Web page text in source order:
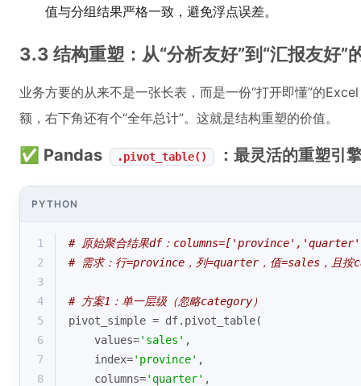
值与分组结果严格一致，避免浮点误差。
3.3 结构重塑：从“分析友好”到“汇报友好”
业务方要的从来不是一张长表，而是一份“打开即懂”的
额，右下角还有个“全年总计”。这就是结构重塑的价值。
✅ Pandas .pivot_table() ：最灵活的重塑引
PYTHON
1
# 原始聚合结果df：
2
# 需求：行=province，列=quarter，值=sales，且按
3
4
# 方案1：单一层级（忽略category）
5
pivot_simple = df.pivot_table(
6
    values=
'sales' ,
7
    index=
'province' ,
8
    columns=
'quarter' ,